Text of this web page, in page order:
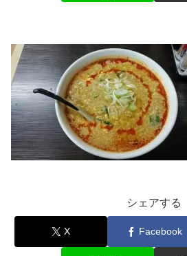
シェアする
X Facebook